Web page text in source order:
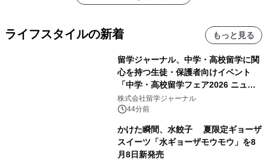
ライフスタイルの新着 もっと見る
留学ジャーナル、中学・高校留学に関
心を持つ生徒・保護者向けイベント
「中学・高校留学フェア2026 ニュー
ジーランド＆オーストラリア」を
9/12(土)に開催
株式会社留学ジャーナル
44分前
かけた瞬間、水餃子 夏限定ギョーザ
スイーツ「水ギョーザモウモウ」を8
月8日新発売